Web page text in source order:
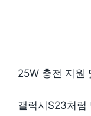
25W 충전 지원
갤럭시S23처럼